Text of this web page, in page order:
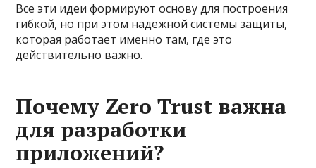
Все эти идеи формируют основу для построения
гибкой, но при этом надежной системы защиты,
которая работает именно там, где это
действительно важно.
Почему Zero Trust важна
для разработки
приложений?